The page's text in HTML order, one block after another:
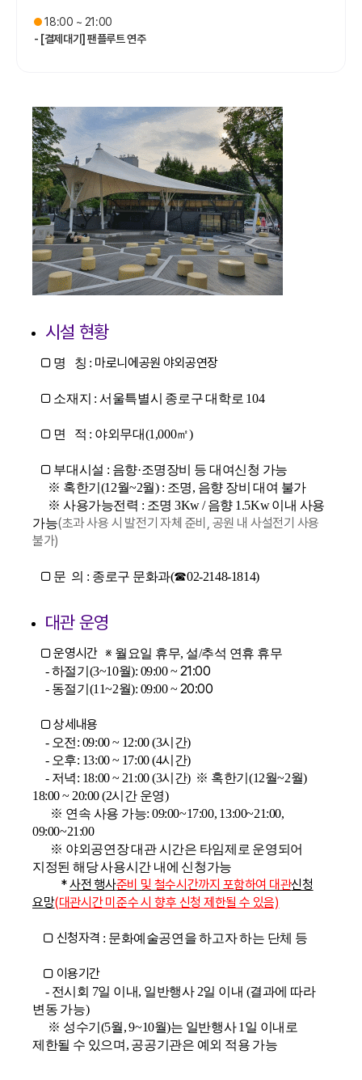
18:00 ~ 21:00
- [결제대기] 팬플루트 연주
시설 현황
□ 명 칭 : 마로니에공원 야외공연장
□ 소재지 : 서울특별시 종로구 대학로 104
□ 면 적 : 야외무대(1,000㎡)
□ 부대시설 : 음향·조명장비 등 대여신청 가능
※ 혹한기(12월~2월) : 조명, 음향 장비 대여 불가
※ 사용가능전력 : 조명 3Kw / 음향 1.5Kw 이내 사용
가능(초과 사용 시 발전기 자체 준비, 공원 내 사설전기 사용
불가)
□ 문 의 : 종로구 문화과(☎02-2148-1814)
대관 운영
□ 운영시간 ※ 월요일 휴무, 설/추석 연휴 휴무
- 하절기(3~10월): 09:00 ~21:00
- 동절기(11~2월): 09:00 ~20:00
□ 상세내용
- 오전: 09:00 ~ 12:00 (3시간)
- 오후: 13:00 ~ 17:00 (4시간)
- 저녁: 18:00 ~ 21:00 (3시간) ※ 혹한기(12월~2월)
18:00 ~ 20:00 (2시간 운영)
※ 연속 사용 가능: 09:00~17:00, 13:00~21:00,
09:00~21:00
※ 야외공연장 대관 시간은 타임제로 운영되어
지정된 해당 사용시간 내에 신청가능
*사전 행사준비 및 철수시간까지 포함하여 대관신청
요망(대관시간 미준수 시 향후 신청 제한될 수 있음)
□ 신청자격 : 문화예술공연을 하고자 하는 단체 등
□ 이용기간
- 전시회 7일 이내, 일반행사 2일 이내 (결과에 따라
변동 가능)
※ 성수기(5월, 9~10월)는 일반행사 1일 이내로
제한될 수 있으며, 공공기관은 예외 적용 가능